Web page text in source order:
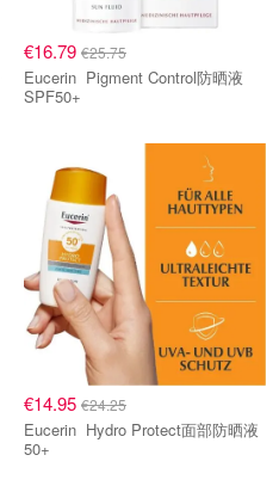
€16.79 €25.75
Eucerin Pigment Control防晒液
SPF50+
€14.95 €24.25
Eucerin Hydro Protect面部防晒液
50+